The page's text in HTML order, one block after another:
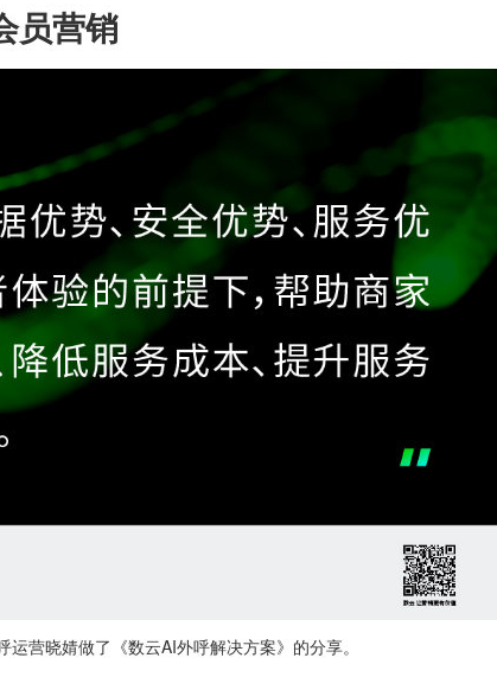
员营销
营晓婧做了《数云AI外呼解决方案》的分享。